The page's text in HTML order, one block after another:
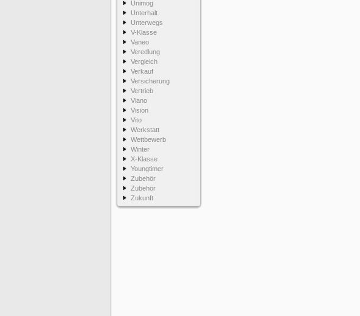
Unimog
Unterhalt
Unterwegs
V-Klasse
Vaneo
Veredlung
Vergleich
Verkauf
Versicherung
Vertrieb
Viano
Vision
Vito
Werkstatt
Wettbewerb
Winter
X-Klasse
Youngtimer
Zubehör
Zubehör
Zukunft